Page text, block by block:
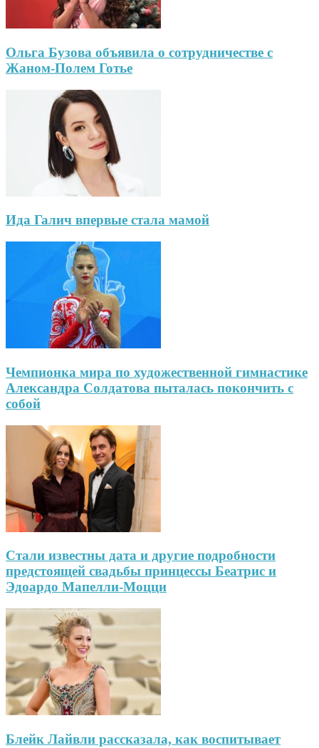
Ольга Бузова объявила о сотрудничестве с
Жаном-Полем Готье
Ида Галич впервые стала мамой
Чемпионка мира по художественной гимнастике
Александра Солдатова пыталась покончить с
собой
Стали известны дата и другие подробности
предстоящей свадьбы принцессы Беатрис и
Эдоардо Мапелли-Моцци
Блейк Лайвли рассказала, как воспитывает